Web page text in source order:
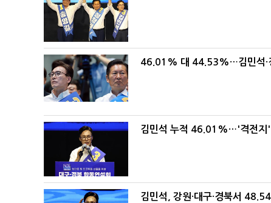
46.01% 대 44.53%…김민석·
김민석 누적 46.01%…'격전지'
김민석, 강원·대구·경북서